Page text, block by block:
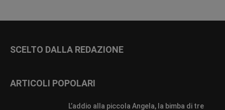
SCELTO DALLA REDAZIONE
ARTICOLI POPOLARI
L’addio alla piccola Angela, la bimba di tre